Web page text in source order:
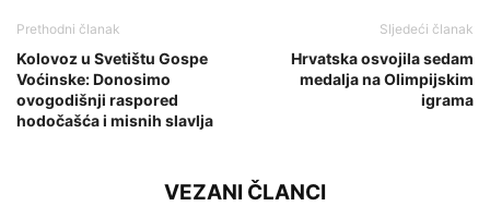
Prethodni članak
Kolovoz u Svetištu Gospe
Voćinske: Donosimo
ovogodišnji raspored
hodočašća i misnih slavlja
Sljedeći članak
Hrvatska osvojila sedam
medalja na Olimpijskim
igrama
VEZANI ČLANCI